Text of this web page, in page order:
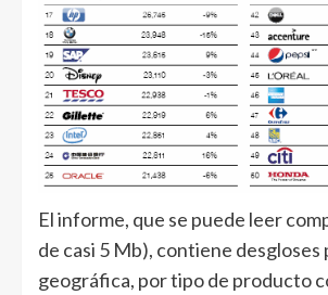
El informe, que se puede leer
de casi 5 Mb), contiene desgloses
geográfica, por tipo de producto